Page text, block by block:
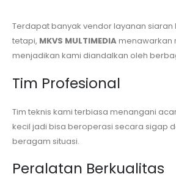
Terdapat banyak vendor layanan siaran
tetapi, MKVS MULTIMEDIAmenawarkan
menjadikan kami diandalkan oleh
Tim Profesional
Tim teknis kami terbiasa menangani
kecil jadi bisa beroperasi secara sigap
beragam situasi.
Peralatan Berkualitas